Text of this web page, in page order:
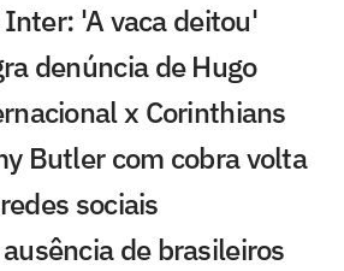
'A vaca deitou'
denúncia de Hugo
x Corinthians
Butler com cobra volta
sociais
de brasileiros